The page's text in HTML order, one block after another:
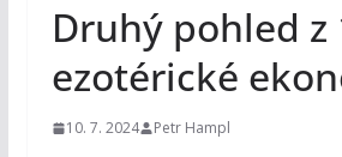
Druhý pohled z
ezotérické
10. 7. 2024 Petr Hampl